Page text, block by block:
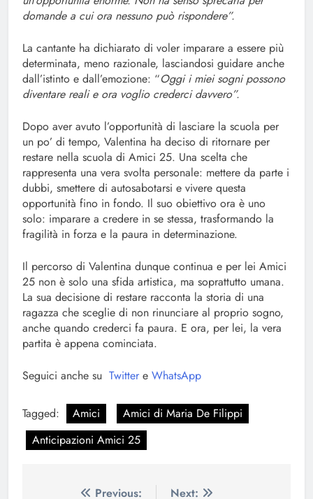
domande a cui ora nessuno può rispondere”.
La cantante ha dichiarato di voler imparare a essere più
determinata, meno razionale, lasciandosi guidare anche
dall’istinto e dall’emozione: “Oggi i miei sogni possono
diventare reali e ora voglio crederci davvero”.
Dopo aver avuto l’opportunità di lasciare la scuola per
un po’ di tempo, Valentina ha deciso di ritornare per
restare nella scuola di Amici 25. Una scelta che
rappresenta una vera svolta personale: mettere da parte i
dubbi, smettere di autosabotarsi e vivere questa
opportunità fino in fondo. Il suo obiettivo ora è uno
solo: imparare a credere in se stessa, trasformando la
fragilità in forza e la paura in determinazione.
Il percorso di Valentina dunque continua e per lei Amici
25 non è solo una sfida artistica, ma soprattutto umana.
La sua decisione di restare racconta la storia di una
ragazza che sceglie di non rinunciare al proprio sogno,
anche quando crederci fa paura. E ora, per lei, la vera
partita è appena cominciata.
Seguici anche su Twitter e WhatsApp
Tagged: Amici
Amici di Maria De Filippi
Anticipazioni Amici 25
Previous:
Next: